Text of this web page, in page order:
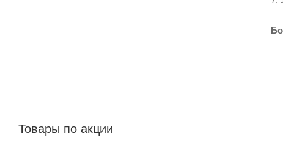
Товары по акции